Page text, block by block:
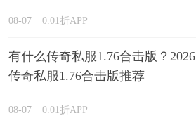
08-07 0.01折APP
有什么传奇私服1.76合击版？2026
传奇私服1.76合击版推荐
08-07 0.01折APP